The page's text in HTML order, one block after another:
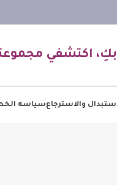
اكتشفي
والاسترجاعسياسه